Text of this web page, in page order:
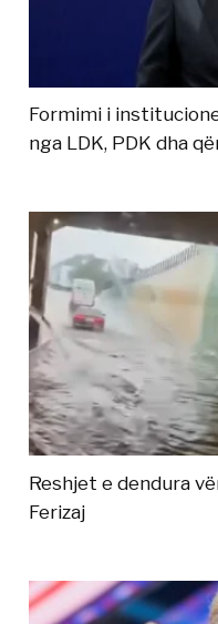
Formimi i
nga LDK, PDK dha
Reshjet e dendura
Ferizaj